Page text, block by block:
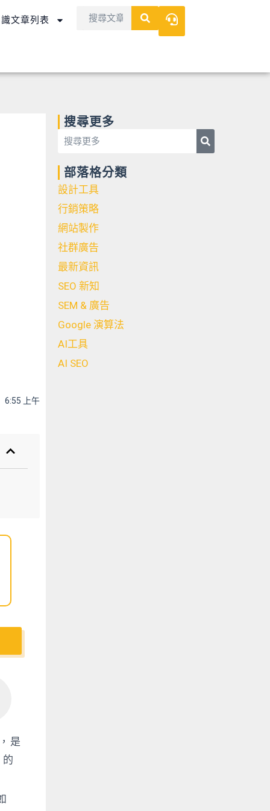
文章列表
Search Search
6:55 上午
是
搜尋更多
Search Search
部落格分類
設計工具
行銷策略
網站製作
社群廣告
最新資訊
SEO 新知
SEM & 廣告
Google 演算法
AI工具
AI SEO